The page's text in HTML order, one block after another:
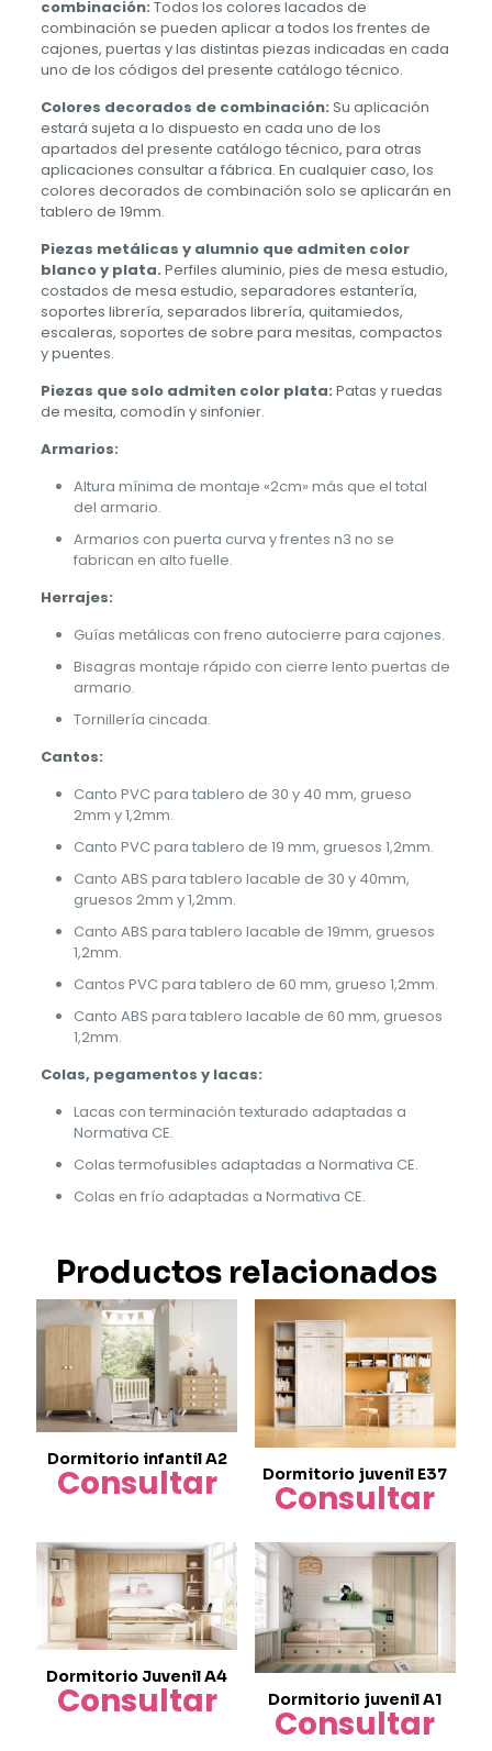
combinación: Todos los colores lacados de
combinación se pueden aplicar a todos los frentes de
cajones, puertas y las distintas piezas indicadas en cada
uno de los códigos del presente catálogo técnico.
Colores decorados de combinación: Su aplicación
estará sujeta a lo dispuesto en cada uno de los
apartados del presente catálogo técnico, para otras
aplicaciones consultar a fábrica. En cualquier caso, los
colores decorados de combinación solo se aplicarán en
tablero de 19mm.
Piezas metálicas y alumnio que admiten color
blanco y plata. Perfiles aluminio, pies de mesa estudio,
costados de mesa estudio, separadores estantería,
soportes librería, separados librería, quitamiedos,
escaleras, soportes de sobre para mesitas, compactos
y puentes.
Piezas que solo admiten color plata: Patas y ruedas
de mesita, comodín y sinfonier.
Armarios:
Altura mínima de montaje «2cm» más que el total
del armario.
Armarios con puerta curva y frentes n3 no se
fabrican en alto fuelle.
Herrajes:
Guías metálicas con freno autocierre para cajones.
Bisagras montaje rápido con cierre lento puertas de
armario.
Tornillería cincada.
Cantos:
Canto PVC para tablero de 30 y 40 mm, grueso
2mm y 1,2mm.
Canto PVC para tablero de 19 mm, gruesos 1,2mm.
Canto ABS para tablero lacable de 30 y 40mm,
gruesos 2mm y 1,2mm.
Canto ABS para tablero lacable de 19mm, gruesos
1,2mm.
Cantos PVC para tablero de 60 mm, grueso 1,2mm.
Canto ABS para tablero lacable de 60 mm, gruesos
1,2mm.
Colas, pegamentos y lacas:
Lacas con terminación texturado adaptadas a
Normativa CE.
Colas termofusibles adaptadas a Normativa CE.
Colas en frío adaptadas a Normativa CE.
Productos relacionados
Dormitorio infantil A2
Consultar Dormitorio juvenil E37
Consultar
Dormitorio Juvenil A4
Consultar Dormitorio juvenil A1
Consultar